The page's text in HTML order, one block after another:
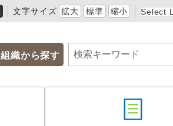
文字サイズ 拡大 標準 縮小 Select
組織から探す